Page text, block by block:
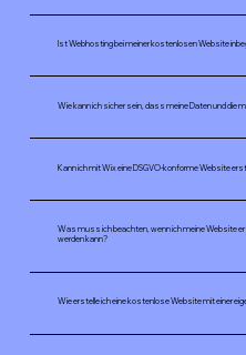
Ist Webhosting bei meiner kostenlosen Website
Wie kann ich sicher sein, dass meine Daten und die
Kann ich mit Wix eine DSGVO-konforme Website
Was muss ich beachten, wenn ich meine Website
werden kann?
Wie erstelle ich eine kostenlose Website mit einer